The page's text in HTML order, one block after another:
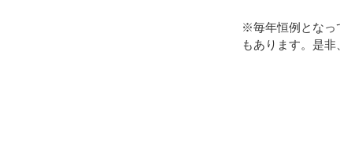
※毎年恒例となっ
もあります。是